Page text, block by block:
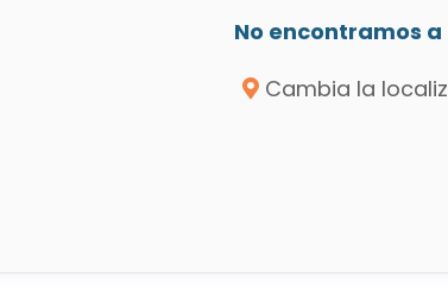
No encontramos
Cambia la